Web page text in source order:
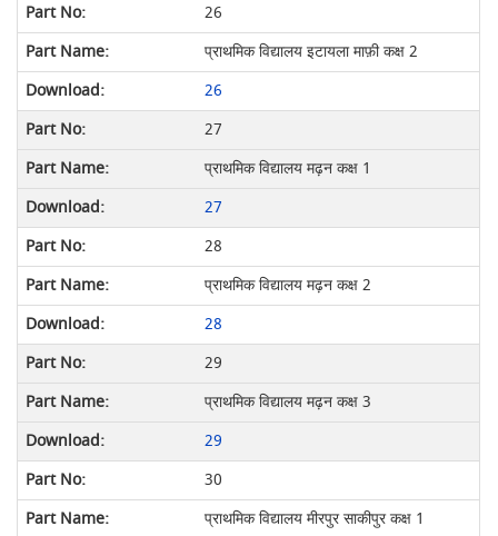
26
प्राथमिक विद्यालय इटायला माफ़ी कक्ष 2
26
27
प्राथमिक विद्यालय मढ़न कक्ष 1
27
28
प्राथमिक विद्यालय मढ़न कक्ष 2
28
29
प्राथमिक विद्यालय मढ़न कक्ष 3
29
30
प्राथमिक विद्यालय मीरपुर साकीपुर कक्ष 1